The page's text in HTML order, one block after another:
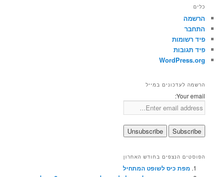
כלים
הרשמה
התחבר
פיד רשומות
פיד תגובות
WordPress.org
הרשמה לעדכונים במייל
Your email:
הפוסטים הנצפים בחודש האחרון
מפת כיס לשופט המתחיל